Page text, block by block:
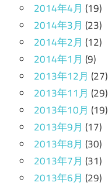
2014年4月 (19)
2014年3月 (23)
2014年2月 (12)
2014年1月 (9)
2013年12月 (27)
2013年11月 (29)
2013年10月 (19)
2013年9月 (17)
2013年8月 (30)
2013年7月 (31)
2013年6月 (29)